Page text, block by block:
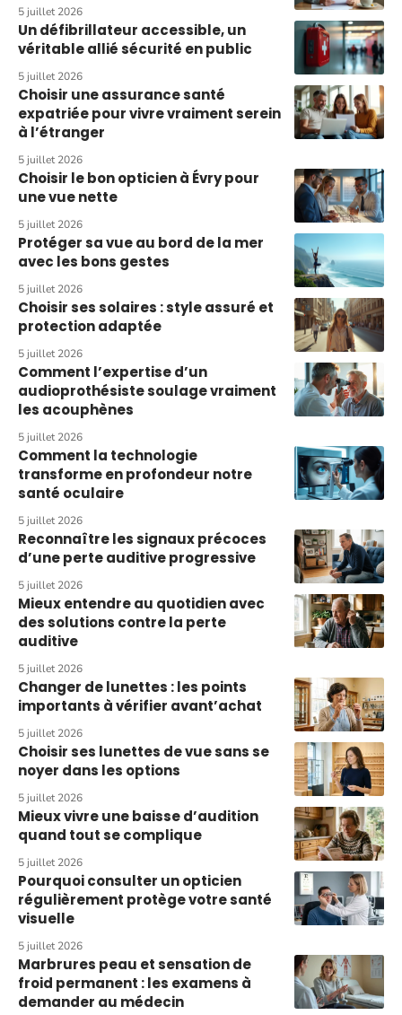
5 juillet 2026
Un défibrillateur accessible, un
véritable allié sécurité en public
5 juillet 2026
Choisir une assurance santé
expatriée pour vivre vraiment serein
à l’étranger
5 juillet 2026
Choisir le bon opticien à Évry pour
une vue nette
5 juillet 2026
Protéger sa vue au bord de la mer
avec les bons gestes
5 juillet 2026
Choisir ses solaires : style assuré et
protection adaptée
5 juillet 2026
Comment l’expertise d’un
audioprothésiste soulage vraiment
les acouphènes
5 juillet 2026
Comment la technologie
transforme en profondeur notre
santé oculaire
5 juillet 2026
Reconnaître les signaux précoces
d’une perte auditive progressive
5 juillet 2026
Mieux entendre au quotidien avec
des solutions contre la perte
auditive
5 juillet 2026
Changer de lunettes : les points
importants à vérifier avant’achat
5 juillet 2026
Choisir ses lunettes de vue sans se
noyer dans les options
5 juillet 2026
Mieux vivre une baisse d’audition
quand tout se complique
5 juillet 2026
Pourquoi consulter un opticien
régulièrement protège votre santé
visuelle
5 juillet 2026
Marbrures peau et sensation de
froid permanent : les examens à
demander au médecin